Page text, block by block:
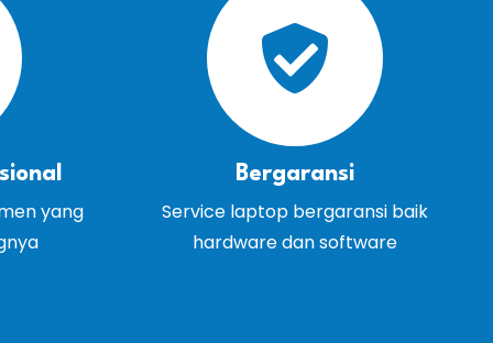
yang
Bergaransi
Service laptop bergaransi baik
hardware dan software